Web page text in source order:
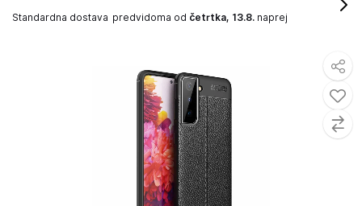
Standardna dostava predvidoma od četrtka, 13.8. naprej